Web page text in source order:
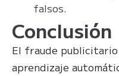
falsos.
Conclusión
El fraude publicitario
aprendizaje